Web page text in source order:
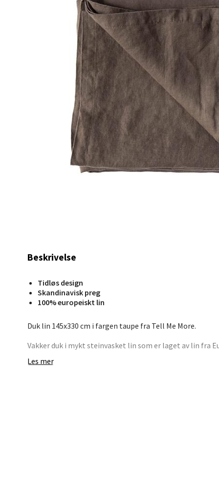
Beskrivelse
Tidløs design
Skandinavisk preg
100% europeiskt lin
Duk lin 145x330 cm i fargen taupe fra Tell Me More.
Vakker duk i mykt steinvasket lin som er laget av lin fra
la den tørketrommel på lav varme for å opprettholde den
Les mer
Åpent
0 i
Erich
Åpent i
0 i